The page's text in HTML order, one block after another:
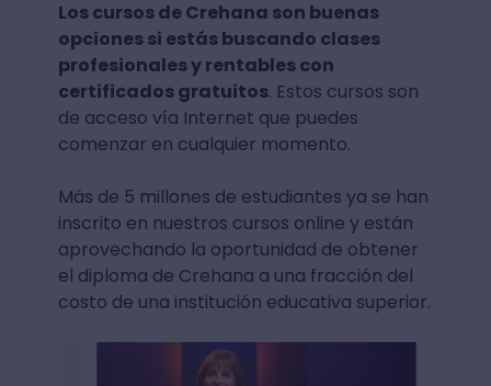
Los cursos de Crehana son buenas
opciones si estás buscando clases
profesionales y rentables con
certificados gratuitos. Estos cursos son
de acceso vía Internet que puedes
comenzar en cualquier momento.
Más de 5 millones de estudiantes ya se han
inscrito en nuestros cursos online y están
aprovechando la oportunidad de obtener
el diploma de Crehana a una fracción del
costo de una institución educativa superior.